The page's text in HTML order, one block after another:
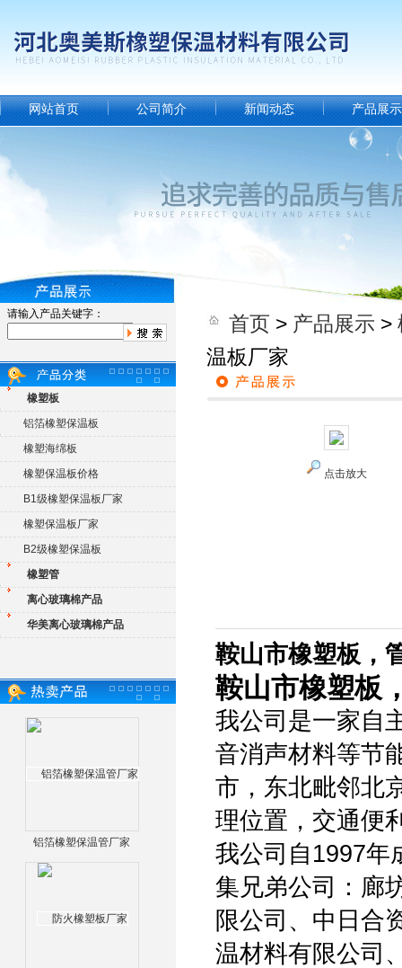
网站首页 公司简介 新闻动态 产品展示
请输入产品关键字：
橡塑板
铝箔橡塑保温板
橡塑海绵板
橡塑保温板价格
B1级橡塑保温板厂家
橡塑保温板厂家
B2级橡塑保温板
橡塑管
离心玻璃棉产品
华美离心玻璃棉产品
铝箔橡塑保温管厂家
首页 > 产品展示 >
温板厂家
点击放大
鞍山市橡塑板，
鞍山市橡塑板
我公司是一家自
音消声材料等节
市，东北毗邻北
理位置，交通便
我公司自1997年
集兄弟公司：廊
限公司、中日合
温材料有限公司